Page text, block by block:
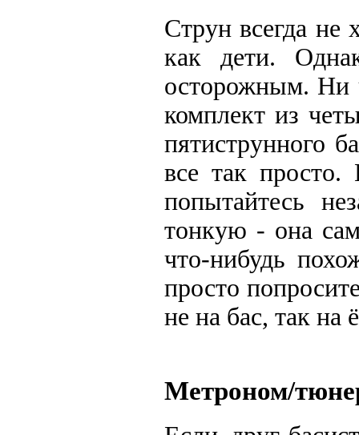
Струн всегда не
как дети.
осторожным. Ни
комплект из
пятиструнного
все так
попытайтесь
тонкую - она
что-нибудь
просто
не на бас, так на
Метроном/